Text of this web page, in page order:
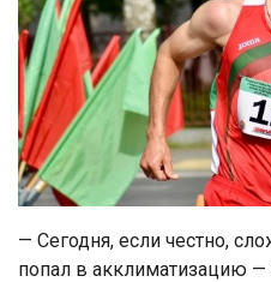
— Сегодня, если честно,
попал в акклиматизацию